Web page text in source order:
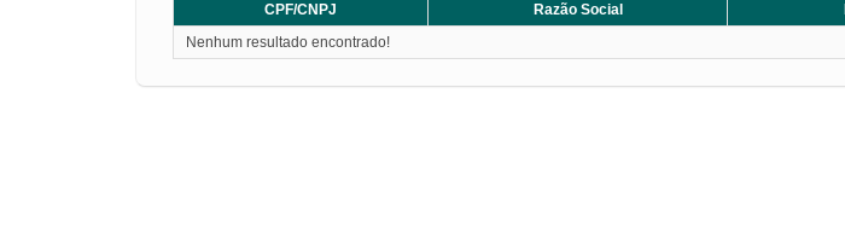
CPF/CNPJ Razão Social
Nenhum resultado encontrado!